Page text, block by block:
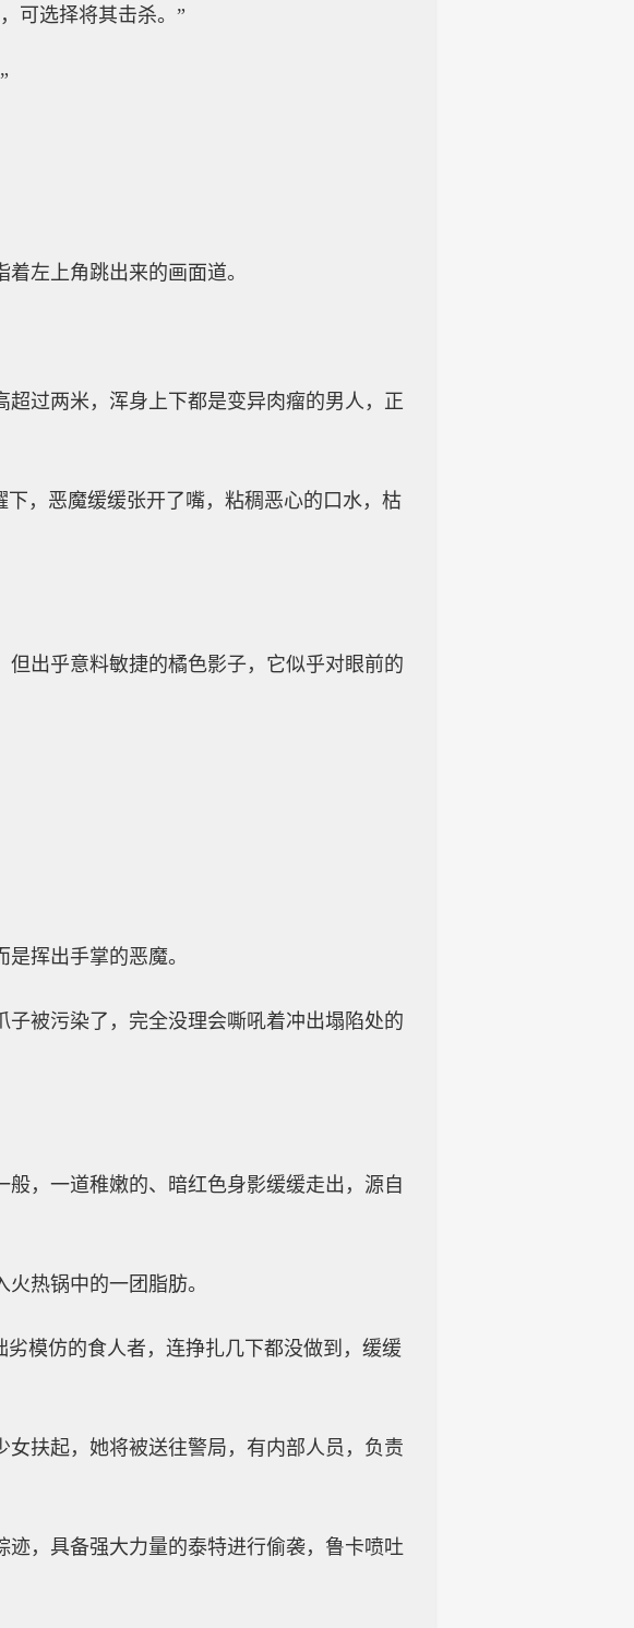
可选择将其击杀。”
左上角跳出来的画面道。
过两米，浑身上下都是变异肉瘤的男人，正
，恶魔缓缓张开了嘴，粘稠恶心的口水，枯
出乎意料敏捷的橘色影子，它似乎对眼前的
挥出手掌的恶魔。
被污染了，完全没理会嘶吼着冲出塌陷处的
，一道稚嫩的、暗红色身影缓缓走出，源自
热锅中的一团脂肪。
模仿的食人者，连挣扎几下都没做到，缓缓
扶起，她将被送往警局，有内部人员，负责
，具备强大力量的泰特进行偷袭，鲁卡喷吐